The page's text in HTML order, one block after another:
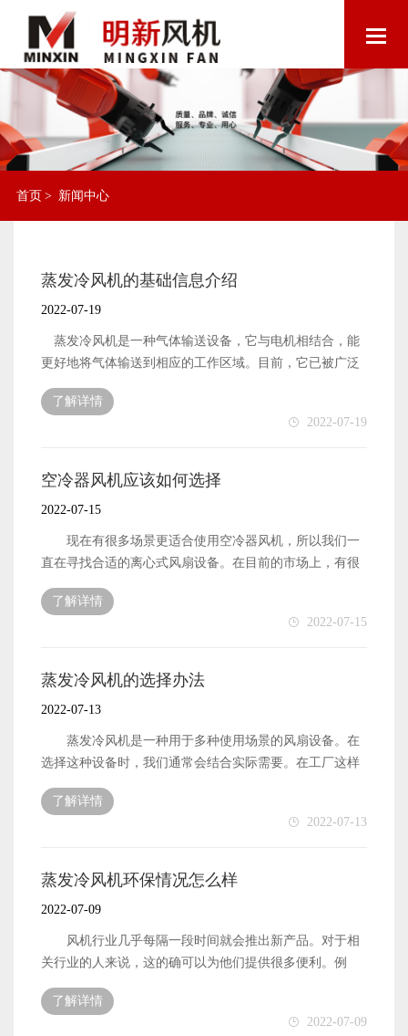
首页 > 新闻中心
蒸发冷风机的基础信息介绍
2022-07-19
蒸发冷风机是一种气体输送设备，它与电机相结合，能
更好地将气体输送到相应的工作区域。目前，它已被广泛
应用于许多领域。磁悬浮风机是一种流行的气体输送设
备，在许多领域得到了广泛的应用。与传统的风机设备相
比，蒸发冷风机具有环保、高效的优点，正逐渐成为行业
相应的作用。与过去的风机产品相比，蒸发冷风机产品更
是什么 与过去的产品相比，今天的风扇产品更环保，
更符合新时代发展的需要，克服了传统古代风扇的一些缺
点。在气体传输过程中，效率更高，噪音相对较低，非常
润滑，即使设备出现某些故障也不会导致设备停机，因此
非常适合欢迎使用。 蒸发冷风机的工作原理 为什
理。与传统风机产品相比，该产品具有更高的科技属性，
在环保节能方面具有比较优势。具体工作原理上，磁力轴
承主要用于控制轴承，使电流通过时产生磁场，同时产生
相应的吸力，从而实现最终的悬浮。 高速离心叶轮
这是蒸发冷风机的核心，能起到很好的驱动作用，工
具有很强的变形能力。采用精密机械加工而成，具有良好
的防腐性能。因此，设备的使用寿命很好，使用效率特别
可以保持磁场的一致性，同时实现同步。这也是蒸发冷风
机无噪音的原因，大大延长了设备的使用寿命，满足了当
前用户的使用需求。 这就是为什么不需要后期维护，
为什么蒸发冷风机技术含量比较高，能够很好地满足新时
际使用需要控制流量，可以在不同的工况下使用，还可以
了解详情
2022-07-19
空冷器风机应该如何选择
2022-07-15
现在有很多场景更适合使用空冷器风机，所以我们一
直在寻找合适的离心式风扇设备。在目前的市场上，有很
多这样的设备，但用户不知道如何选择。面对这种情况，
我们应该掌握相应的离心风机选型方法，以便在选型过程
中进一步找到更青睐的对象。 如何选择空冷器风机
使用离心风机要达到什么目的，然后再选择相应的离心风
外，当你选择空冷器风机时，你也应该考虑设备的功率和
规模，这也是满足你的需要的必要过程。有些工厂的屋顶
相对较高。在这种情况下，有必要选择大排量空冷器风
到更好的通风和冷却效果。如果生产过程中伴有颗粒物，
还需要选择大功率风扇设备，这样可以起到更好的排气效
机，还有许多其他风扇设备可供选择。例如，相应的轴流
风机也是我们选择较多的设备形式。事实上，如果你找不
到合适的空冷器风机，你也可以考虑其他空冷器风机。它
不仅可以满足他们的一般需求，还可以缩短每个人的选择
过程，这显然是一种非常重要的选择体验。尤其是在炎热
的生产空间，我们有必要购买相应功率的空冷器风机，这
可以帮助我们维护生产车间的环境。 空冷器风机的特
了解详情
2022-07-15
蒸发冷风机的选择办法
2022-07-13
蒸发冷风机是一种用于多种使用场景的风扇设备。在
选择这种设备时，我们通常会结合实际需要。在工厂这样
的地方，需要蒸发冷风机来保持通风。工厂生产对环境要
求很高，一些工厂在工作期间可能会提高工厂的温度。这
不仅会影响工人的施工状态，还会影响生产。因此，需要
状态。 蒸发冷风机的选择 在选择蒸发冷风机时，
顶相对较高。在这种情况下，有必要选择大排量蒸发冷风
机，或同时安装更多蒸发冷风机，使设备同时工作，从而
达到更好的通风和冷却效果。如果生产过程中伴有颗粒
气效果。 如何购买蒸发冷风机 在当今的互联网时
代，人们购买设备的渠道很多。例如，更受欢迎的电子商
了解详情
2022-07-13
蒸发冷风机环保情况怎么样
2022-07-09
风机行业几乎每隔一段时间就会推出新产品。对于相
关行业的人来说，这的确可以为他们提供很多便利。例
如，最近上市的蒸发冷风机是最近引起更多关注的风机产
品。一些用户对这款风机产品是否是一项新技术提出了一
些疑问。接下来，我将给出这个问题的一些基本答案。我
了解详情
2022-07-09